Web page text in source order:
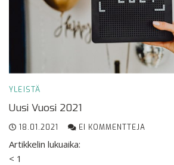
YLEISTÄ
Uusi Vuosi 2021
18.01.2021 EI KOMMENTTEJA
Artikkelin lukuaika:
< 1